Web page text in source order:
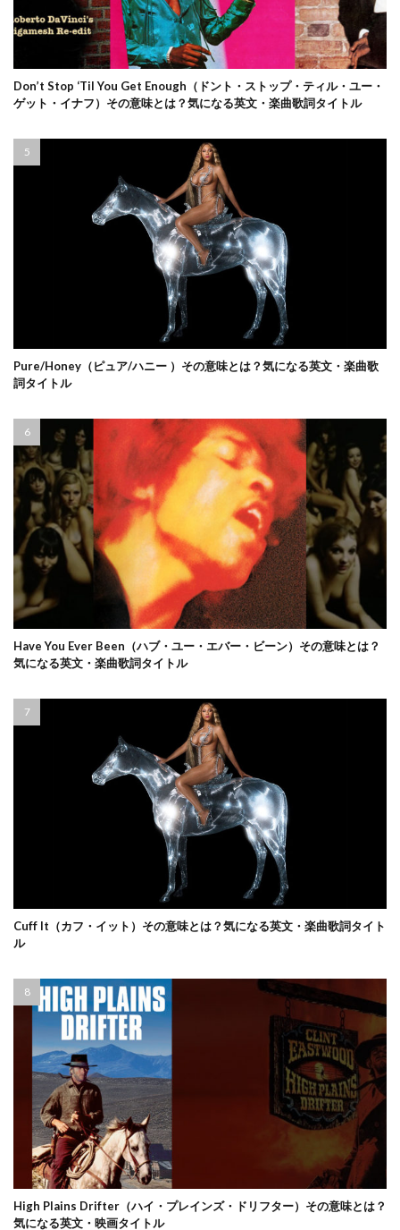
Don’t Stop ‘Til You Get Enough（ドント・ストップ・ティル・ユー・
ゲット・イナフ）その意味とは？気になる英文・楽曲歌詞タイトル
Pure/Honey（ピュア/ハニー ）その意味とは？気になる英文・楽曲歌
詞タイトル
Have You Ever Been（ハブ・ユー・エバー・ビーン）その意味とは？
気になる英文・楽曲歌詞タイトル
Cuff It（カフ・イット）その意味とは？気になる英文・楽曲歌詞タイト
ル
High Plains Drifter（ハイ・プレインズ・ドリフター）その意味とは？
気になる英文・映画タイトル